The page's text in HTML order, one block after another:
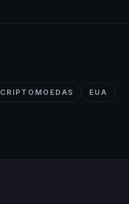
CRIPTOMOEDAS EUA